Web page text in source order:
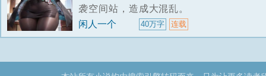
过，手电筒的光柱在楼宇
间扫过，在墙壁上拉出长
袭空间站，造成大混乱。
他与站长艾丝妲一同被困
群散发的特殊信息素与死
闲人一个 连载
40万字